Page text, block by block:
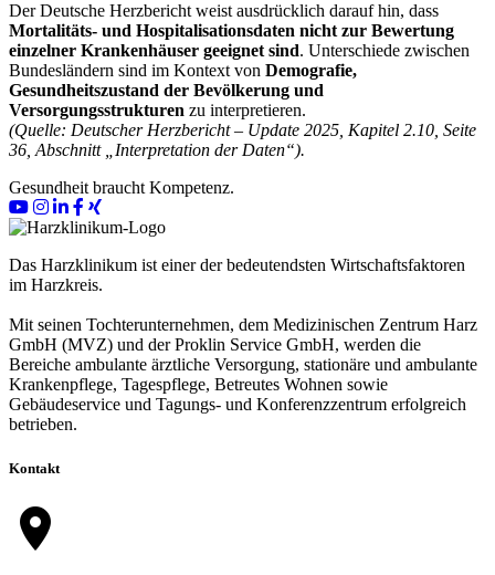
Der Deutsche Herzbericht weist ausdrücklich darauf hin, dass
Mortalitäts- und Hospitalisationsdaten nicht zur Bewertung
einzelner Krankenhäuser geeignet sind. Unterschiede zwischen
Bundesländern sind im Kontext von Demografie,
Gesundheitszustand der Bevölkerung und
Versorgungsstrukturen zu interpretieren.
(Quelle: Deutscher Herzbericht – Update 2025, Kapitel 2.10, Seite
36, Abschnitt „Interpretation der Daten“).
Gesundheit braucht Kompetenz.
Das Harzklinikum ist einer der bedeutendsten Wirtschaftsfaktoren
im Harzkreis.
Mit seinen Tochterunternehmen, dem Medizinischen Zentrum Harz
GmbH (MVZ) und der Proklin Service GmbH, werden die
Bereiche ambulante ärztliche Versorgung, stationäre und ambulante
Krankenpflege, Tagespflege, Betreutes Wohnen sowie
Gebäudeservice und Tagungs- und Konferenzzentrum erfolgreich
betrieben.
Kontakt
location_on